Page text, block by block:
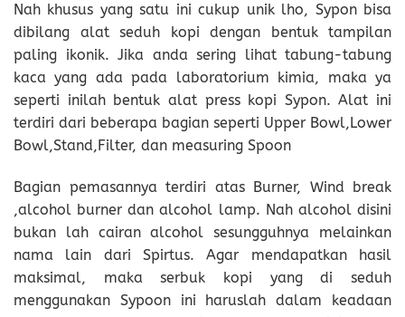
Nah khusus yang satu ini cukup unik lho, Sypon bisa
dibilang alat seduh kopi dengan bentuk tampilan
paling ikonik. Jika anda sering lihat tabung-tabung
kaca yang ada pada laboratorium kimia, maka ya
seperti inilah bentuk alat press kopi Sypon. Alat ini
terdiri dari beberapa bagian seperti Upper Bowl,Lower
Bowl,Stand,Filter, dan measuring Spoon
Bagian pemasannya terdiri atas Burner, Wind break
,alcohol burner dan alcohol lamp. Nah alcohol disini
bukan lah cairan alcohol sesungguhnya melainkan
nama lain dari Spirtus. Agar mendapatkan hasil
maksimal, maka serbuk kopi yang di seduh
menggunakan Sypoon ini haruslah dalam keadaan